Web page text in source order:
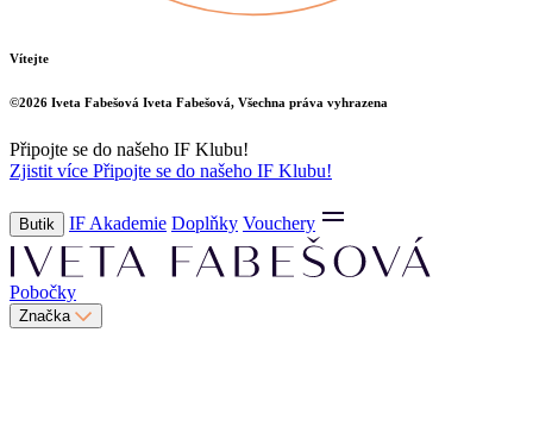
Vítejte
©2026 Iveta Fabešová Iveta Fabešová, Všechna práva vyhrazena
Připojte se do našeho IF Klubu!
Zjistit více Připojte se do našeho IF Klubu!
Butik IF Akademie Doplňky Vouchery
Pobočky
Značka